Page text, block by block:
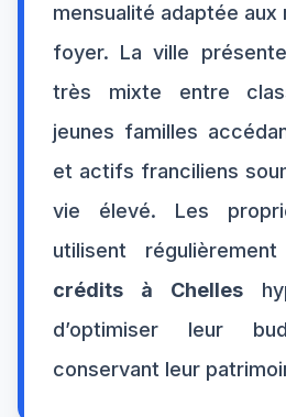
mensualité adaptée aux
foyer. La ville
très mixte entre
jeunes familles
et actifs franciliens
vie élevé. Les
utilisent
crédits à Chelles
d’optimiser leur
conservant leur